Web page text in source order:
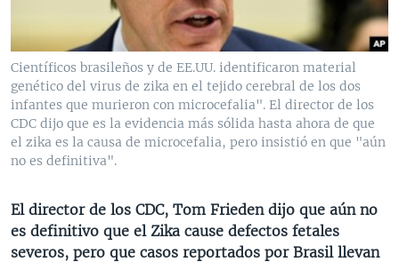
BRASIL
ENTRETENIMIENTO Y CULTURA
TECNOLOGÍA
DEPORTES
CIENCIA Y SALUD
VIDEOS
FOTOGRAFÍA
AUDIOS
PROGRAMAS TV
EL MUNDO AL DÍA
FORO INTERAMERICANO
VISIÓN 360
PANORAMA
RADIO
AVANCE INFORMATIVO
AUDIONOTICIAS
ESTADOS UNIDOS AL DÍA
EL MUNDO AL DÍA [RADIO]
DIRECT
DOCUMENTALES DE LA VOA
SÍGANOS
Científicos brasileños y de EE.UU. identificaron material
genético del virus de zika en el tejido cerebral de los dos
infantes que murieron con microcefalia". El director de los
CDC dijo que es la evidencia más sólida hasta ahora de que
el zika es la causa de microcefalia, pero insistió en que "aún
no es definitiva".
El director de los CDC, Tom Frieden dijo que aún no
es definitivo que el Zika cause defectos fetales
severos, pero que casos reportados por Brasil llevan